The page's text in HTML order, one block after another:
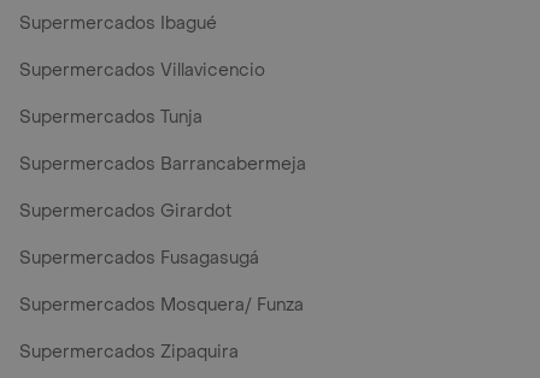
Supermercados Ibagué
Supermercados Villavicencio
Supermercados Tunja
Supermercados Barrancabermeja
Supermercados Girardot
Supermercados Fusagasugá
Supermercados Mosquera/ Funza
Supermercados Zipaquira